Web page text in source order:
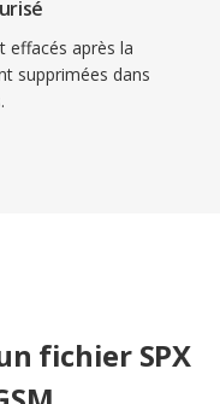
effacés après la
supprimées dans
fichier SPX